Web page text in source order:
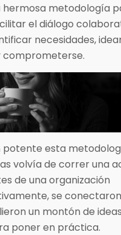
hermosa metodología
el diálogo
necesidades,
comprometerse.
potente esta
volvía de correr una
de una organización
se
un montón de ideas
poner en práctica.